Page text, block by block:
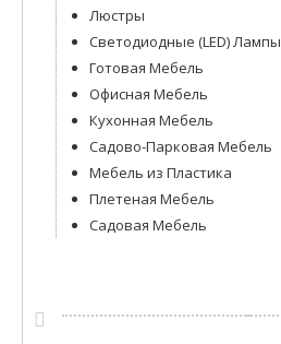
Люстры
Светодиодные (LED) Лампы
Готовая Мебель
Офисная Мебель
Кухонная Мебель
Садово-Парковая Мебель
Мебель из Пластика
Плетеная Мебель
Садовая Мебель